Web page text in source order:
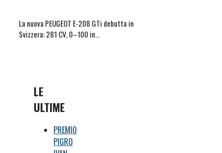
La nuova PEUGEOT E‑208 GTi debutta in
Svizzera: 281 CV, 0–100 in…
LE
ULTIME
PREMIO
PIGRO